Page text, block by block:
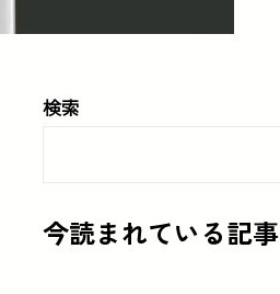
検索
今読まれている記事